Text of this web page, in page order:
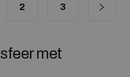
2 3
met